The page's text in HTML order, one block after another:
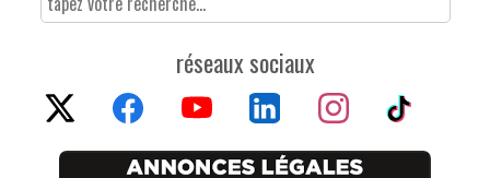
réseaux sociaux